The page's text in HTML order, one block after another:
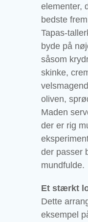
elementer,
bedste
Tapas-
byde på
såsom
skinke,
oliven,
Maden
der er rig
der passer
mundfulde.
Et stærkt
Dette
eksempel